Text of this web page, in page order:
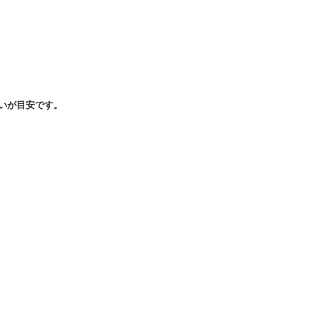
目安です。